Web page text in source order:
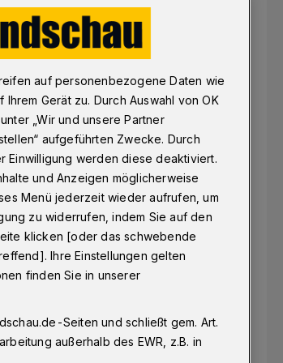
ist
dazu
wird.
auf personenbezogene Daten wie
Gerät zu. Durch Auswahl von OK
„Wir und unsere Partner
aufgeführten Zwecke. Durch
Einwilligung werden diese deaktiviert.
und Anzeigen möglicherweise
Menü jederzeit wieder aufrufen, um
zu widerrufen, indem Sie auf den
klicken [oder das schwebende
Ihre Einstellungen gelten
finden Sie in unserer
Seiten und schließt gem. Art.
außerhalb des EWR, z.B. in